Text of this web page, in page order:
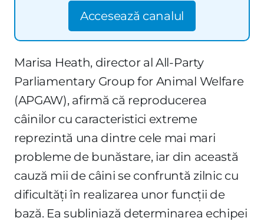
Accesează canalul
Marisa Heath, director al All-Party
Parliamentary Group for Animal Welfare
(APGAW), afirmă că reproducerea
câinilor cu caracteristici extreme
reprezintă una dintre cele mai mari
probleme de bunăstare, iar din această
cauză mii de câini se confruntă zilnic cu
dificultăți în realizarea unor funcții de
bază. Ea subliniază determinarea echipei